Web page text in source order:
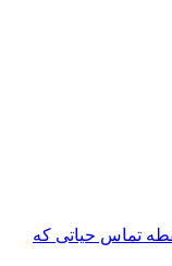
تماس در سفر مشتری چیست؟ | ۱۲ نقطه‌ تماس حیاتی که